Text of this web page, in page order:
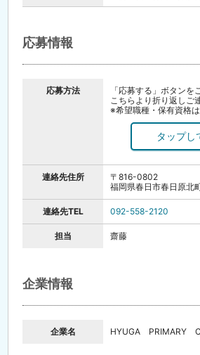
応募情報
応募方法
「応募する」ボタンを
こちらより折り返しご
※希望職種・保有資格
お電話でのご応募もお
面接時には履歴書（写
連絡先住所
〒816-0802
福岡県春日市春日原北
連絡先TEL 092-558-2120
担当 齋藤
企業情報
企業名 HYUGA PRIMARY